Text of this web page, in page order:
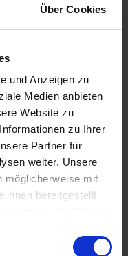
Über Cookies
und Anzeigen zu
Medien anbieten
Website zu
zu Ihrer
Partner für
weiter. Unsere
möglicherweise mit
ihnen bereitgestellt
ca. 1,5 Std. - 16€
- 37€